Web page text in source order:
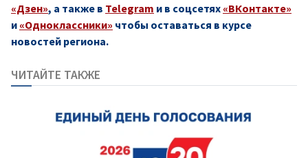
«Дзен», а также в Telegram и в соцсетях «ВКонтакте»
и «Одноклассники» чтобы оставаться в курсе
новостей региона.
ЧИТАЙТЕ ТАКЖЕ